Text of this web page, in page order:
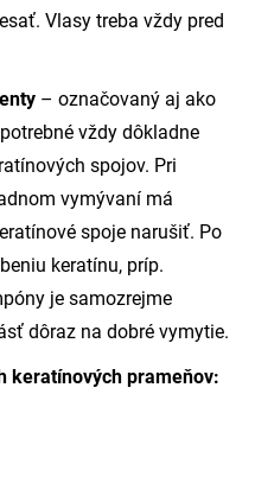
Vlasy treba vždy pred
– označovaný aj ako
vždy dôkladne
spojov. Pri
vymývaní má
spoje narušiť. Po
keratínu, príp.
je samozrejme
dôraz na dobré vymytie.
keratínových prameňov: